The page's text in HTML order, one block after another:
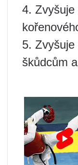
4. Zvyšuje
5. Zvyšuje
škůdcům